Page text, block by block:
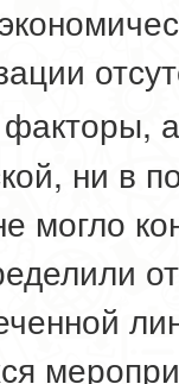
ни в
могло